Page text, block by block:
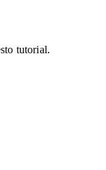
tutorial.